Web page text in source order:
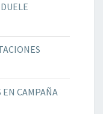
EN CAMPAÑA